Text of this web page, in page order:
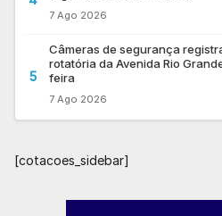
7 Ago 2026
5
Câmeras de segurança
rotatória da Avenida Rio
feira
7 Ago 2026
[cotacoes_sidebar]